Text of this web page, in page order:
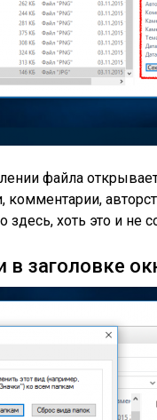
файла
комментарии,
хоть это и не
в заголовке